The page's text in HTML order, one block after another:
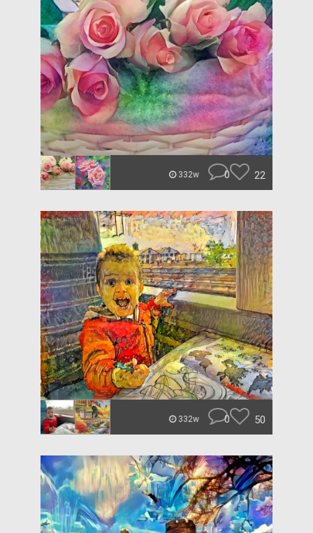
332w 0 22
332w 0 50